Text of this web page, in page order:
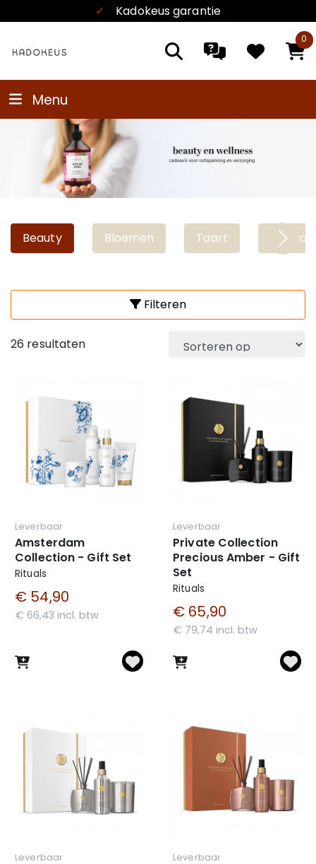
✔ Kadokeus garantie
0
Menu
Beauty Bloemen Taart
Filteren
26 resultaten
Leverbaar
Amsterdam
Collection - Gift Set
Rituals
€ 54,90
€ 66,43 incl. btw
Leverbaar
Private Collection
Precious Amber - Gift
Set
Rituals
€ 65,90
€ 79,74 incl. btw
Leverbaar Leverbaar